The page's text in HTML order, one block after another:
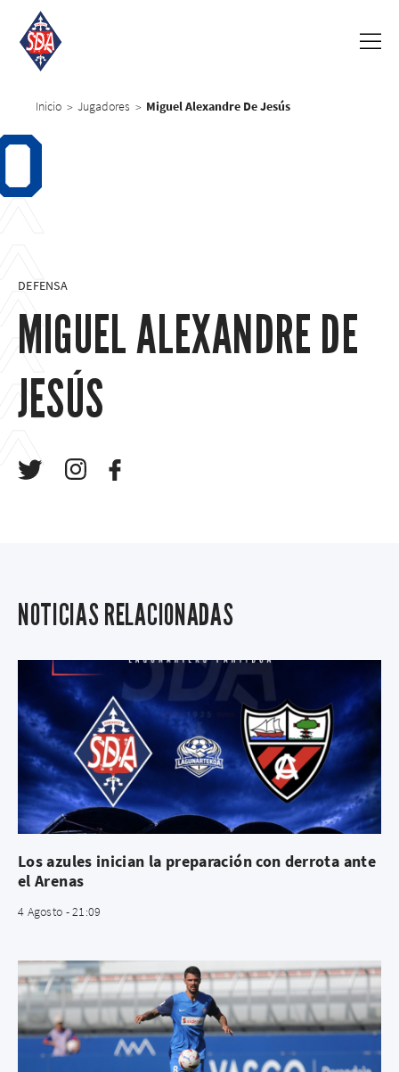
Inicio > Jugadores > Miguel Alexandre De Jesús
DEFENSA
MIGUEL ALEXANDRE DE
JESÚS
NOTICIAS RELACIONADAS
Los azules inician la preparación con derrota ante
el Arenas
4 Agosto - 21:09